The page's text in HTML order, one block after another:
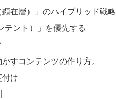
在層）」のハイブリッド戦略
テント）」を優先する
すコンテンツの作り方。
け